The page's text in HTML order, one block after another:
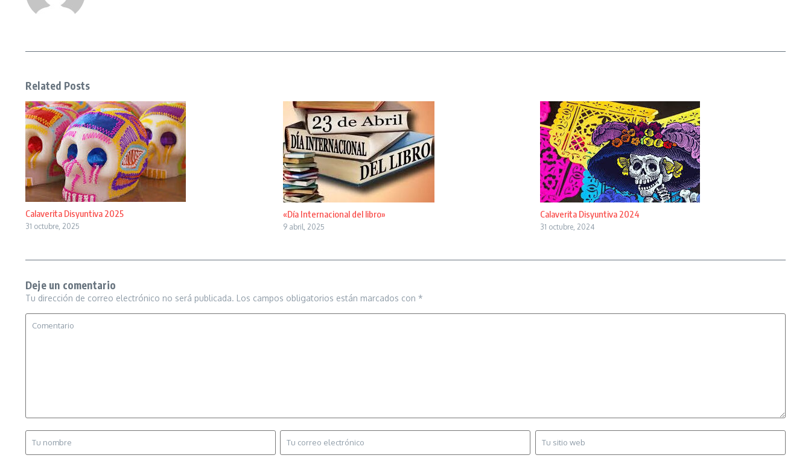
Related Posts
Calaverita Disyuntiva 2025
31 octubre, 2025
«Día Internacional del libro»
9 abril, 2025
Calaverita Disyuntiva 2024
31 octubre, 2024
Deje un comentario
Tu dirección de correo electrónico no será publicada. Los campos obligatorios están marcados con *